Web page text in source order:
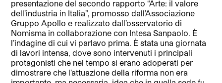
presentazione del secondo rapporto “Arte: il valore
dell’industria in Italia”, promosso dall’Associazione
Gruppo Apollo e realizzato dall’osservatorio di
Nomisma in collaborazione con Intesa Sanpaolo. È
l’indagine di cui vi parlavo prima. È stata una giornata
di lavori intensa, dove sono intervenuti i principali
protagonisti che nel tempo si erano adoperati per
dimostrare che l’attuazione della riforma non era